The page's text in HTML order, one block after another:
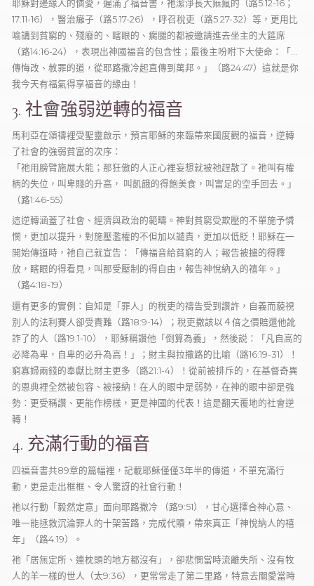
耶穌對邊緣人的憐愛，遍滿了福音書，祂潔淨長大痲瘋的（路5:12-16；
17:11-16），醫治癱子（路5:17-26），呼召稅吏（路5:27-32）等，更用比
喻講到貧窮的、殘廢的、瞎眼的、瘸腿的都被邀請進去坐主的大筵席
（路14:16-24），表現出神國福音的包含性；最後主吩咐下大使命：「…
傳悔改、赦罪的道，從耶路撒冷起直傳到萬邦。」（路24:47）這就是你
我今天有福氣得享福音的緣由！
3. 社會強弱逆轉的福音
馬利亞在頌禱裡受聖靈啟示，預言耶穌的來臨帶來國度觀的福音，逆轉
了社會的強弱貧富的次序：
「祂用膀臂施展大能；那狂傲的人正心裡妄想就被祂趕㪚了。祂叫有權
柄的失位，叫卑賤的升高， 叫飢餓的得飽美食，叫富足的空手回去。」
（路1:46-55）
這逆轉涵蓋了社會、經濟與政治的範疇。神對貧窮受欺壓的不單施予憐
憫，更加以提升，對施壓濫權的不但加以譴責，更加以低貶！耶穌在一
開始傳道時，祂自己就宣告：「傳福音給貧窮的人；報告被擄的得釋
放，瞎眼的得看見，叫那受壓制的得自由，報告神悅納入的禧年。」
（路4:18-19）
還有更多的實例：自知是「罪人」的稅吏的禱告受到讚許，自義而藐視
別人的法利賽人卻受責難（路18:9-14）；稅吏撒該以４倍之價賠還他訛
詐了的人（路19:1-10），耶穌稱讚他「倒算為義」，然後説：「凡自高的
必降為卑，自卑的必升為高！」；財主與拉撒路的比喻（路16:19-31）！
窮寡婦兩錢的奉獻比財主更多（路21:1-4）！從前被排斥的，在基督奇異
的恩典裡全然被包容、被接納！在人的眼中是弱勢，在神的眼中卻是強
勢：更受稱讚、更能作榜樣，更是神國的代表！這是翻天覆地的社會逆
轉！
4. 充滿行動的福音
四福音書共89章的篇幅裡，記載耶穌僅僅3年半的傳道，不單充滿行
動，更是走出框框、令人驚訝的社會行動！
祂以行動「毅然定意」面向耶路撒冷 （路9:51），甘心選擇合神心意、
唯一能拯救沉淪罪人的十架苦路，完成代贖，帶來真正「神悅納人的禧
年」（路4:19）。
祂「居無定所、連枕頭的地方都沒有」，卻悲憫當時流離失所、沒有牧
人的羊一樣的世人（太9:36），更常常走了第二里路，特意去關愛當時